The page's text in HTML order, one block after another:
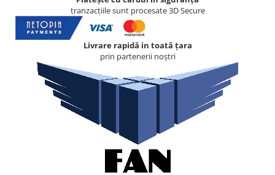
tranzacțiile sunt procesate 3D Secure
Livrare rapidă in toată țara
prin partenerii noștri